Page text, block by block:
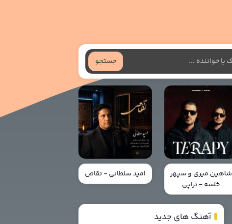
جستجو
شاهین میری و سپهر
خلسه - تراپی
امید سلطانی - تقاص
آهنگ های جدید